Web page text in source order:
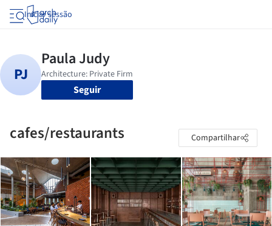
Iniciar sessão
Seguir
cafes/restaurants Compartilhar